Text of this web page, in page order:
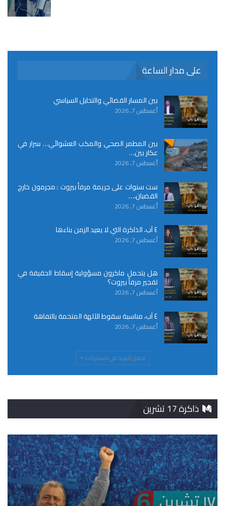
على مدار الساعة
بين المسار القضائي والتحايل السياسي
أغسطس 7, 2026
بين المطمر الصحي والمكب العشوائي… سرار في
عكار بين…
أغسطس 7, 2026
ست سنوات على جريمة مرفأ بيروت : مجرمون خارج
القضبان،…
أغسطس 7, 2026
٤ آب، الذاكرة التي لا يعيد الزمن بناءها
أغسطس 7, 2026
هل يتحمل ماكرون مسؤولية إسقاط الحقيقة في
تفجير مرفأ بيروت؟
أغسطس 7, 2026
٤ آب، مناسبة سقوط الآلهة المتخمة بالتفاهة
أغسطس 7, 2026
تحميل المزيد من المشاركات
ذاكرة 17 تشرين